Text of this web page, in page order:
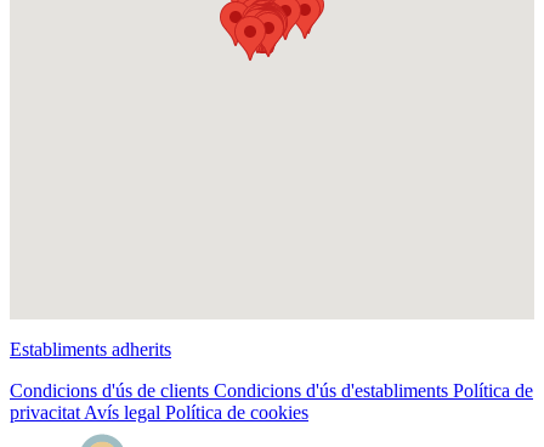
Establiments adherits
Condicions d'ús de clients Condicions d'ús d'establiments Política de
privacitatAvís legal Política de cookies